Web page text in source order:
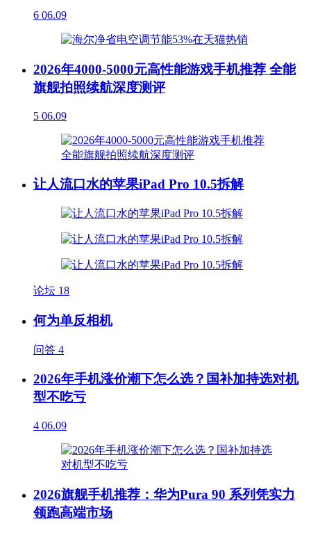
6 06.09
2026年4000-5000元高性能游戏手机推荐 全能
旗舰拍照续航深度测评
5 06.09
让人流口水的苹果iPad Pro 10.5拆解
论坛 18
何为单反相机
问答 4
2026年手机涨价潮下怎么选？国补加持选对机
型不吃亏
4 06.09
2026旗舰手机推荐：华为Pura 90 系列凭实力
领跑高端市场